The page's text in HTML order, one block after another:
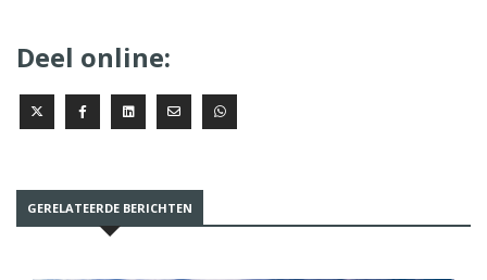
Deel online:
GERELATEERDE BERICHTEN